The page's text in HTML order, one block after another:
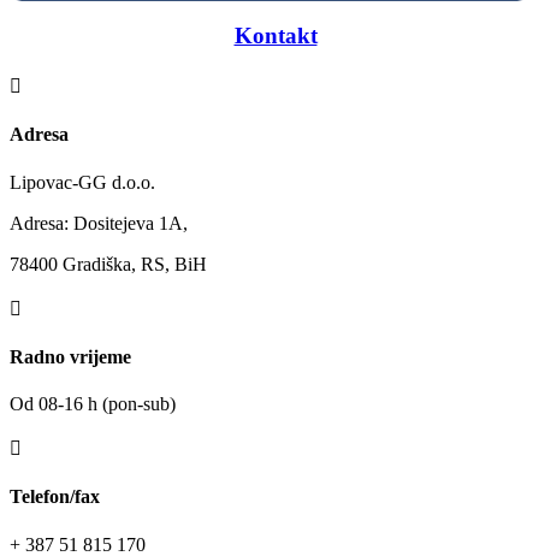
Kontakt—–

Adresa
Lipovac-GG d.o.o.
Adresa: Dositejeva 1A,
78400 Gradiška, RS, BiH

Radno vrijeme
Od 08-16 h (pon-sub)

Telefon/fax
+ 387 51 815 170